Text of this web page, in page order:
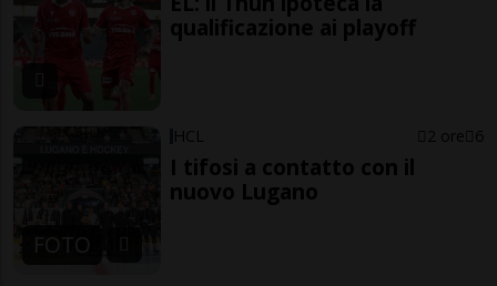
qualificazione ai playoff
FOTO
HCL 2 ore 6
I tifosi a contatto con il
nuovo Lugano